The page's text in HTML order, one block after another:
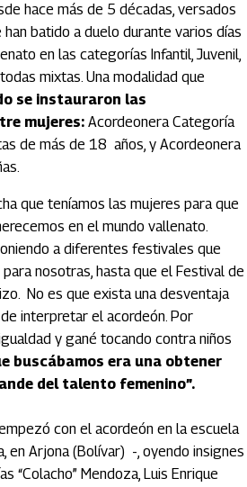
hace más de 5 décadas, versados
batido a duelo durante varios días
en las categorías Infantil, Juvenil,
mixtas. Una modalidad que
se instauraron las
mujeres: Acordeonera Categoría
de más de 18 años, y Acordeonera
que teníamos las mujeres para que
en el mundo vallenato.
a diferentes festivales que
nosotras, hasta que el Festival de
No es que exista una desventaja
interpretar el acordeón. Por
y gané tocando contra niños
buscábamos era una obtener
del talento femenino”.
con el acordeón en la escuela
en Arjona (Bolívar) -, oyendo insignes
“Colacho” Mendoza, Luis Enrique